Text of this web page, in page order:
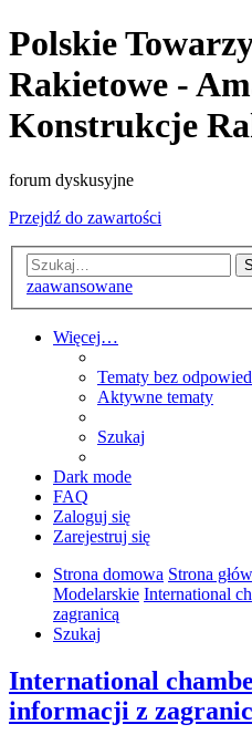
Polskie
Rakietowe -
Konstrukcje
forum dyskusyjne
Przejdź do zawartości
zaawansowane
Więcej…
Tematy bez
Aktywne tematy
Szukaj
Dark mode
FAQ
Zaloguj się
Zarejestruj się
Strona domowa Strona
Modelarskie International
zagranicą
Szukaj
International
informacji z